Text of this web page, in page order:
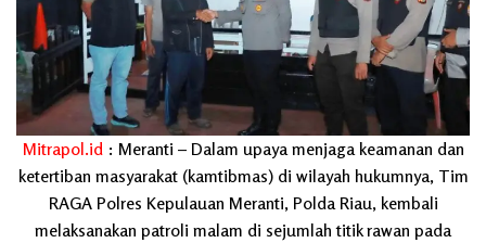
Mitrapol.id: Meranti – Dalam upaya menjaga keamanan dan
ketertiban masyarakat (kamtibmas) di wilayah hukumnya, Tim
RAGA Polres Kepulauan Meranti, Polda Riau, kembali
melaksanakan patroli malam di sejumlah titik rawan pada